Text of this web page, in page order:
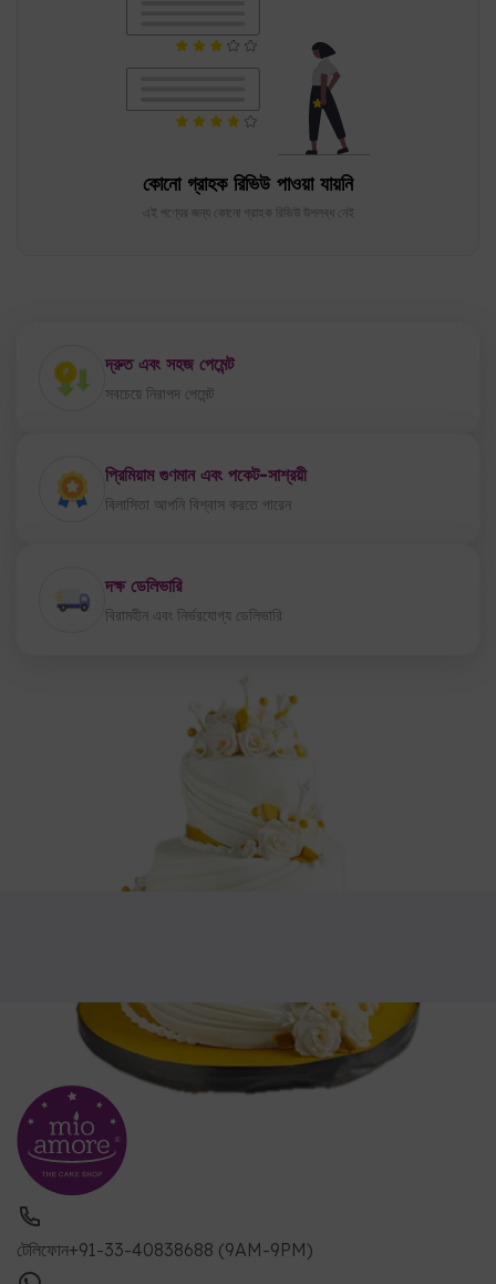
কোনো গ্রাহক রিভিউ পাওয়া যায়নি
এই পণ্যের জন্য কোনো গ্রাহক রিভিউ উপলব্ধ নেই
দ্রুত এবং সহজ পেমেন্ট
সবচেয়ে নিরাপদ পেমেন্ট
প্রিমিয়াম গুণমান এবং পকেট-সাশ্রয়ী
বিলাসিতা আপনি বিশ্বাস করতে পারেন
দক্ষ ডেলিভারি
বিরামহীন এবং নির্ভরযোগ্য ডেলিভারি
টেলিফোন+91-33-40838688 (9AM-9PM)